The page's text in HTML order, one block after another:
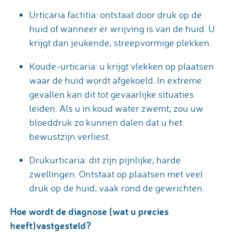
Urticaria factitia: ontstaat door druk op de
huid of wanneer er wrijving is van de huid. U
krijgt dan jeukende, streepvormige plekken.
Koude-urticaria: u krijgt vlekken op plaatsen
waar de huid wordt afgekoeld. In extreme
gevallen kan dit tot gevaarlijke situaties
leiden. Als u in koud water zwemt, zou uw
bloeddruk zo kunnen dalen dat u het
bewustzijn verliest.
Drukurticaria: dit zijn pijnlijke, harde
zwellingen. Ontstaat op plaatsen met veel
druk op de huid, vaak rond de gewrichten.
Hoe wordt de diagnose (wat u precies
heeft)vastgesteld?